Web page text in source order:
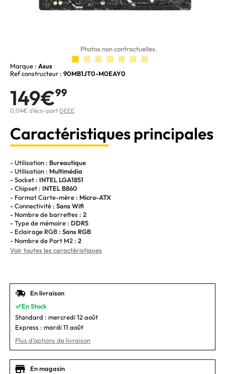
Photos non contractuelles.
Marque : Asus
Ref constructeur : 90MB1JT0-M0EAY0
149€99
0,04€ d'éco-part DEEE
Caractéristiques principales
- Utilisation : Bureautique
- Utilisation : Multimédia
- Socket : INTEL LGA1851
- Chipset : INTEL B860
- Format Carte-mère : Micro-ATX
- Connectivité : Sans Wifi
- Nombre de barrettes : 2
- Type de mémoire : DDR5
- Eclairage RGB : Sans RGB
- Nombre de Port M2 : 2
Voir toutes les caractéristiques
En livraison
En Stock
Standard : mercredi 12 août
Express : mardi 11 août
Plus d'options de livraison
En magasin